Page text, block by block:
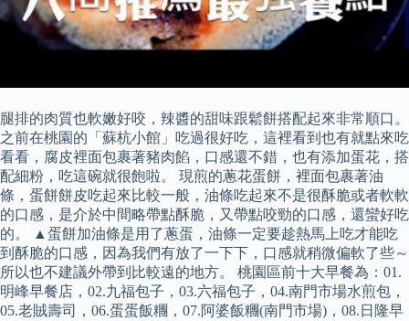
腿排的肉質也軟嫩好咬，辣醬的甜味跟鬆餅搭配起來非常順口。
之前在桃園的「蘇杭小館」吃過很好吃，這裡看到也有就點來吃
看看，腐皮裡面包裹著豬肉餡，口感還不錯，也有添加蛋花，搭
配細粉，吃這碗就很飽啦。 現煎的蔥花蛋餅，裡面包裹著油
條，蛋餅餅皮吃起來比較一般，油條吃起來不是很酥脆或者軟軟
的口感，是介於中間略帶點酥脆，又帶點咬勁的口感，還蠻好吃
的。 ▲蛋餅加油條是用了蔥蛋，油條一定要趁熱馬上吃才能吃
到酥脆的口感，因為我們有放了一下下，口感就稍微偏軟了些～
所以也不建議外帶到比較遠的地方。 桃園區前十大早餐為：01.
明峰早餐店，02.九福包子，03.六福包子，04.南門市場水煎包，
05.老賊壽司，06.蛋蛋飯糰，07.阿婆飯糰(南門市場)，08.日隆早